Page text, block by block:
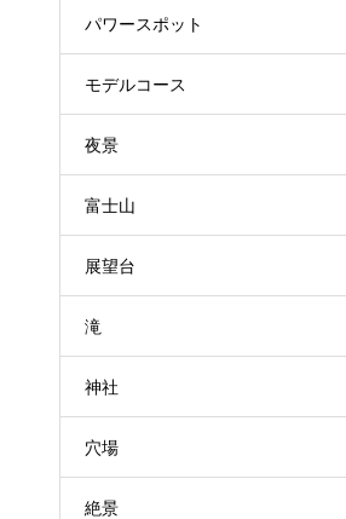
パワースポット
モデルコース
夜景
富士山
展望台
滝
神社
穴場
絶景